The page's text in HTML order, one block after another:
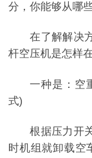
分，你能够从哪
在了解解决
杆空压机是怎样
一种是：空
式)
根据压力开
时机组就卸载空